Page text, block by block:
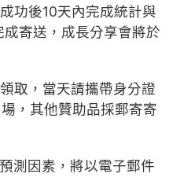
功後10天內完成統計與
寄送，成長分享會將於
取，當天請攜帶身分證
，其他贊助品採郵寄寄
測因素，將以電子郵件